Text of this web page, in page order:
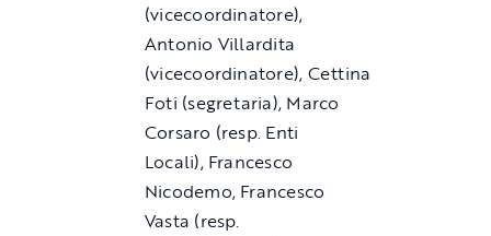
(vicecoordinatore),
Antonio Villardita
(vicecoordinatore), Cettina
Foti (segretaria), Marco
Corsaro (resp. Enti
Locali), Francesco
Nicodemo, Francesco
Vasta (resp.